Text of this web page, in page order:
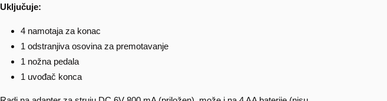
Uključuje:
4 namotaja za konac
1 odstranjiva osovina za premotavanje
1 nožna pedala
1 uvođač konca